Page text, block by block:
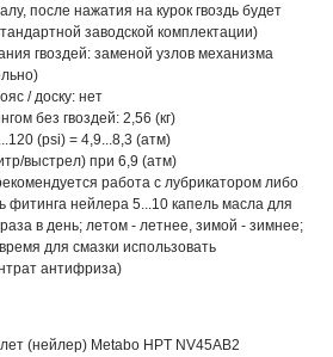
после нажатия на курок гвоздь будет
заводской комплектации)
гвоздей: заменой узлов механизма
/ доску: нет
без гвоздей: 2,56 (кг)
(psi) = 4,9...8,3 (атм)
выстрел) при 6,9 (атм)
работа с лубрикатором либо
фитинга нейлера 5...10 капель масла для
в день; летом - летнее, зимой - зимнее;
для смазки использовать
антифриза)
(нейлер) Metabo HPT NV45AB2